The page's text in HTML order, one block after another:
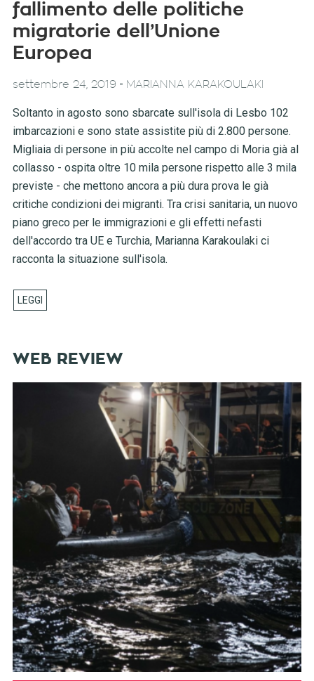
fallimento delle politiche
migratorie dell’Unione
Europea
settembre 24, 2019 - MARIANNA KARAKOULAKI
Soltanto in agosto sono sbarcate sull'isola di Lesbo 102
imbarcazioni e sono state assistite più di 2.800 persone.
Migliaia di persone in più accolte nel campo di Moria già al
collasso - ospita oltre 10 mila persone rispetto alle 3 mila
previste - che mettono ancora a più dura prova le già
critiche condizioni dei migranti. Tra crisi sanitaria, un nuovo
piano greco per le immigrazioni e gli effetti nefasti
dell'accordo tra UE e Turchia, Marianna Karakoulaki ci
racconta la situazione sull'isola.
WEB REVIEW